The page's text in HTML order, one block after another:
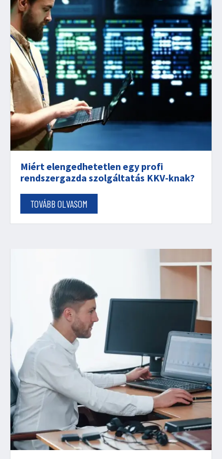
Miért elengedhetetlen egy profi
rendszergazda szolgáltatás KKV-knak?
TOVÁBB OLVASOM